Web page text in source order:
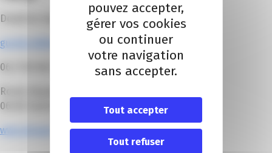
Delphine Guetat
guetat.d@hotmail.fr
06 21 82 06 39
Route départementale du Boréon
06450 Saint Martin Vésubie
www.alpage-boreon.fr
pouvez accepter,
gérer vos cookies
ou continuer
votre navigation
sans accepter.
Tout accepter
Tout refuser